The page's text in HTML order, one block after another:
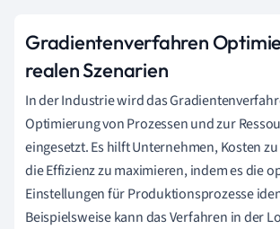
Gradientenverfahren
realen Szenarien
In der Industrie wird das
Optimierung von Prozessen und zur
eingesetzt. Es hilft Unternehmen, Kosten
die Effizienz zu maximieren, indem es die
Einstellungen für Produktionsprozesse
Beispielsweise kann das Verfahren in der